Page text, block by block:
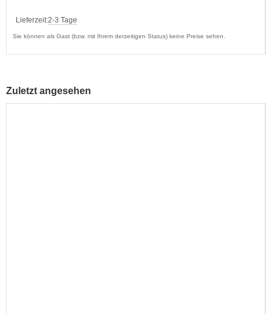
Lieferzeit:2-3 Tage
Sie können als Gast (bzw. mit Ihrem derzeitigen Status) keine Preise sehen.
Zuletzt angesehen